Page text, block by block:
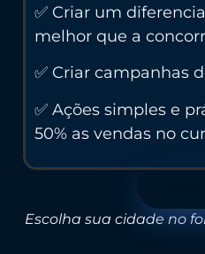
✅ Criar um
melhor que a
✅ Criar campanhas
✅ Ações simples e
50% as vendas no
Escolha sua cidade no